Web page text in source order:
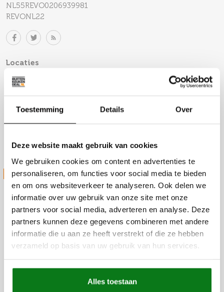
Toestemming Details Over
Deze website maakt gebruik van cookies
We gebruiken cookies om content en advertenties te
personaliseren, om functies voor social media te bieden
en om ons websiteverkeer te analyseren. Ook delen we
informatie over uw gebruik van onze site met onze
partners voor social media, adverteren en analyse. Deze
partners kunnen deze gegevens combineren met andere
informatie die u aan ze heeft verstrekt of die ze hebben
verzameld op basis van uw gebruik van hun services.
Alles toestaan
NL55REVO0206939981
REVONL22
Locaties
Productie
7602CV Almelo
7602CV Almelo
STUUR ONS JE VRAAG